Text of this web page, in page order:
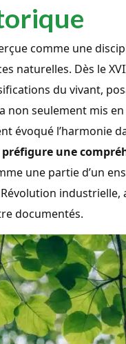
comme une
naturelles. Dès le
du vivant,
non seulement mis
évoqué l’harmonie
préfigure une
une partie d’un
documentés.